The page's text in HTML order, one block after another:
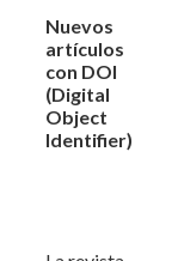
Nuevos
artículos
con DOI
(Digital
Object
Identifier)